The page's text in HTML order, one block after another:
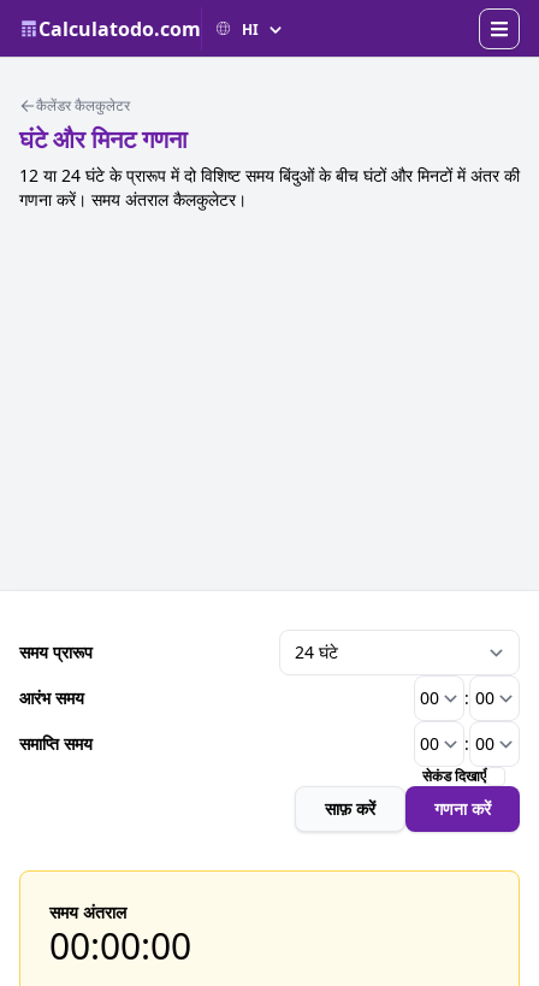
Calculatodo.com
कैलेंडर कैलकुलेटर
घंटे और मिनट गणना
12 या 24 घंटे के प्रारूप में दो विशिष्ट समय बिंदुओं के बीच घंटों और मिनटों में अंतर की
गणना करें। समय अंतराल कैलकुलेटर।
समय प्रारूप
आरंभ समय
:
समाप्ति समय
:
सेकंड दिखाएँ
साफ़ करें गणना करें
समय अंतराल
00:00:00